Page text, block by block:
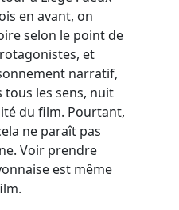
en avant, on
selon le point de
et
narratif,
les sens, nuit
du film. Pourtant,
ne paraît pas
Voir prendre
est même